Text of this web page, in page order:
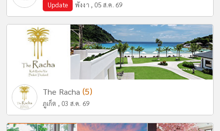
Update พังงา , 05 ส.ค. 69
The Racha (5)
ภูเก็ต , 03 ส.ค. 69